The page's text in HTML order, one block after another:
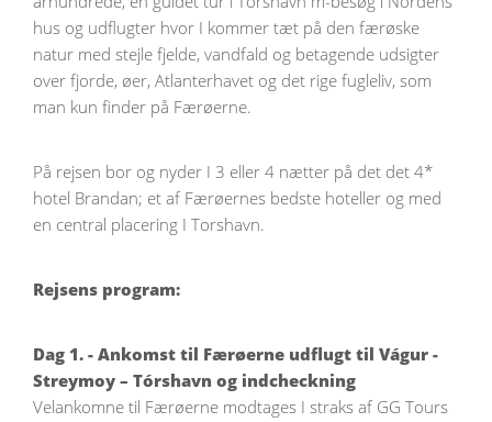
hus og udflugter hvor I kommer tæt på den færøske
natur med stejle fjelde, vandfald og betagende udsigter
over fjorde, øer, Atlanterhavet og det rige fugleliv, som
man kun finder på Færøerne.
På rejsen bor og nyder I 3 eller 4 nætter på det det 4*
hotel Brandan; et af Færøernes bedste hoteller og med
en central placering I Torshavn.
Rejsens program:
Dag 1. - Ankomst til Færøerne udflugt til Vágur -
Streymoy – Tórshavn og indcheckning
Velankomne til Færøerne modtages I straks af GG Tours